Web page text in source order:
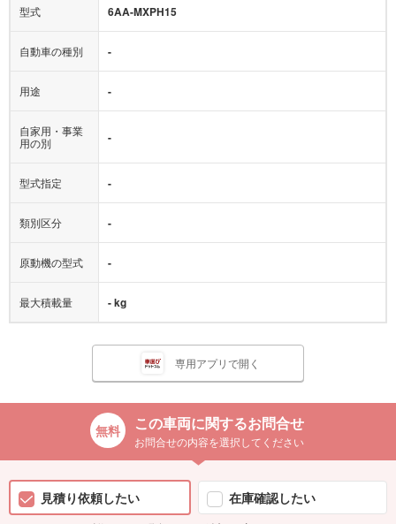
型式 6AA-MXPH15
自動車の種別 -
用途 -
自家用・事業
用の別
-
型式指定 -
類別区分 -
原動機の型式 -
最大積載量 - kg
専用アプリで開く
この車両に関するお問合せ
お問合せの内容を選択してください
見積り依頼したい
在庫確認したい